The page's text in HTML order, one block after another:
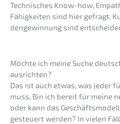
Techni­sches Know-how,
Fähig­kei­ten sind hier gefragt.
den­ge­win­nung sind
Möchte ich meine Suche
ausrichten?
Das ist auch etwas, was jeder
muss. Bin ich bereit für meine
oder kann das
gesteu­ert werden? In vielen